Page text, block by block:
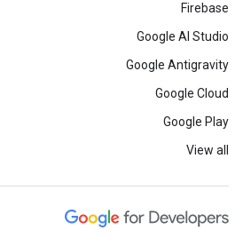
Firebase
Google AI Studio
Google Antigravity
Google Cloud
Google Play
View all